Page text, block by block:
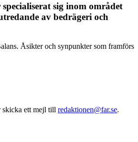
sig inom området
av bedrägeri och
Åsikter och synpunkter som framförs
skicka ett mejl till redaktionen@far.se.